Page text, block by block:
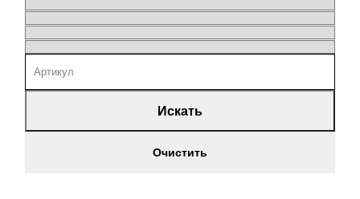
Искать
Очистить